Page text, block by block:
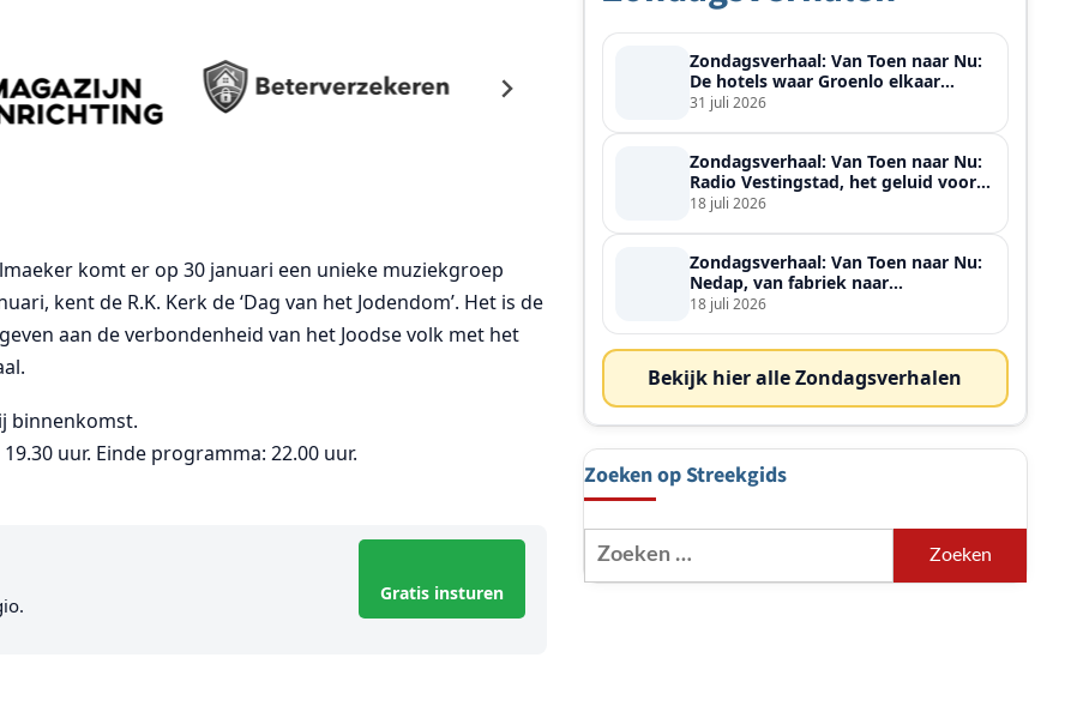
komt er op 30 januari een unieke muziekgroep
kent de R.K. Kerk de ‘Dag van het Jodendom’. Het is de
aan de verbondenheid van het Joodse volk met het
binnenkomst.
uur. Einde programma: 22.00 uur.
Gratis insturen
Zondagsverhaal: Van Toen naar Nu:
De hotels waar Groenlo elkaar
ontmoette
31 juli 2026
Zondagsverhaal: Van Toen naar Nu:
Radio Vestingstad, het geluid voor
heel de streek
18 juli 2026
Zondagsverhaal: Van Toen naar Nu:
Nedap, van fabriek naar
wereldspeler
18 juli 2026
Bekijk hier alle Zondagsverhalen
Zoeken op Streekgids
Zoeken
naar: